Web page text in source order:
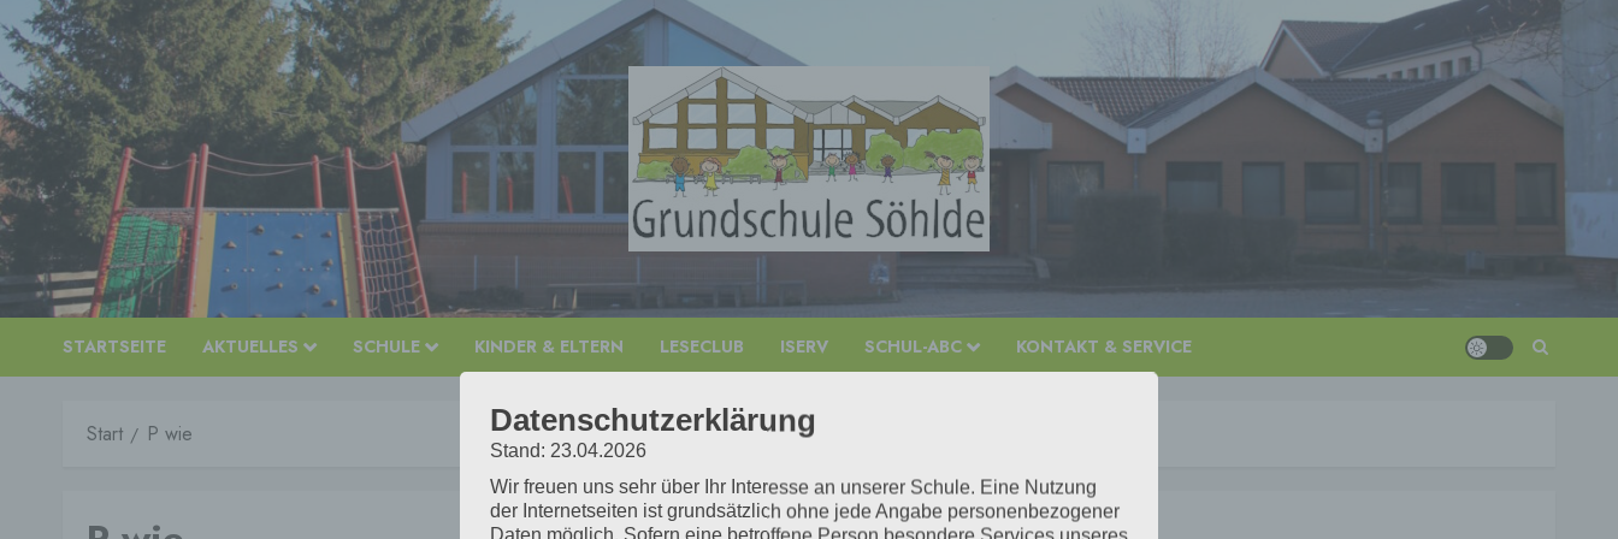
Zum
Inhalt
springen
STARTSEITE AKTUELLES SCHULE KINDER & ELTERN LESECLUB ISERV SCHUL-ABC KONTAKT & SERVICE
Start P wie Datenschutzerklärung
Stand: 23.04.2026
Wir freuen uns sehr über Ihr Interesse an unserer Schule. Eine Nutzung
der Internetseiten ist grundsätzlich ohne jede Angabe personenbezogener
Daten möglich. Sofern eine betroffene Person besondere Services unseres